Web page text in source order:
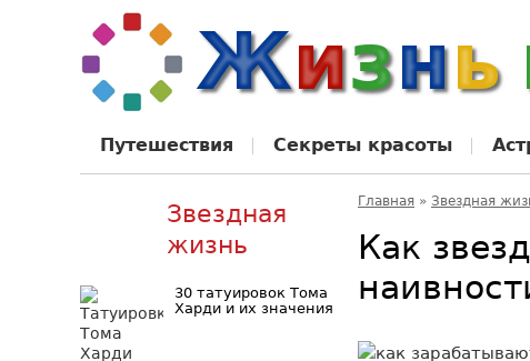
Путешествия Секреты красоты
Главная » Звездная
Как
Звездная
жизнь
30 татуировок Тома
Харди и их значения